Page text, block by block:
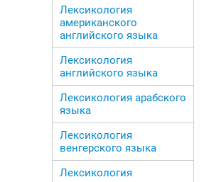
Лексикология
американского
английского языка
Лексикология
английского языка
Лексикология арабского
языка
Лексикология
венгерского языка
Лексикология